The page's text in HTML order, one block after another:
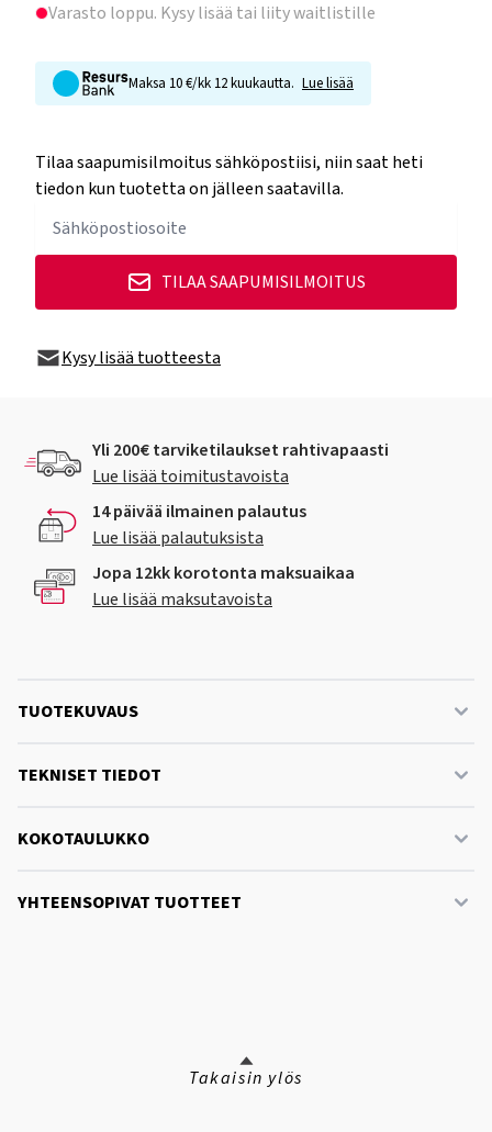
Varasto loppu. Kysy lisää tai liity waitlistille
Maksa 10 €/kk 12 kuukautta. Lue lisää
Tilaa saapumisilmoitus sähköpostiisi, niin saat heti
tiedon kun tuotetta on jälleen saatavilla.
TILAA SAAPUMISILMOITUS
Kysy lisää tuotteesta
Yli 200€ tarviketilaukset rahtivapaasti
Lue lisää toimitustavoista
14 päivää ilmainen palautus
Lue lisää palautuksista
Jopa 12kk korotonta maksuaikaa
Lue lisää maksutavoista
TUOTEKUVAUS
TEKNISET TIEDOT
KOKOTAULUKKO
YHTEENSOPIVAT TUOTTEET
Takaisin ylös